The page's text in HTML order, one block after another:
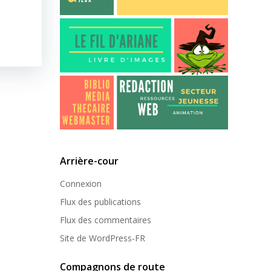
Arrière-cour
Connexion
Flux des publications
Flux des commentaires
Site de WordPress-FR
Compagnons de route